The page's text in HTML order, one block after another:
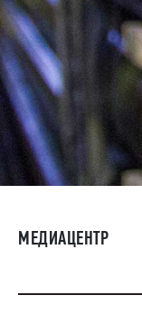
МЕДИАЦЕНТР